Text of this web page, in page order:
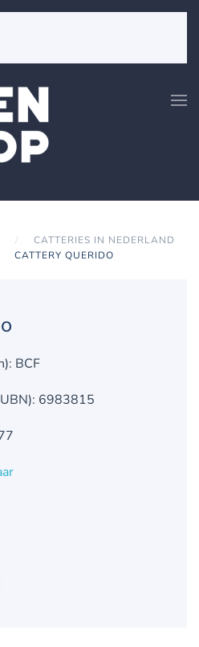
CATTERIES IN NEDERLAND
CATTERY QUERIDO
BCF
6983815